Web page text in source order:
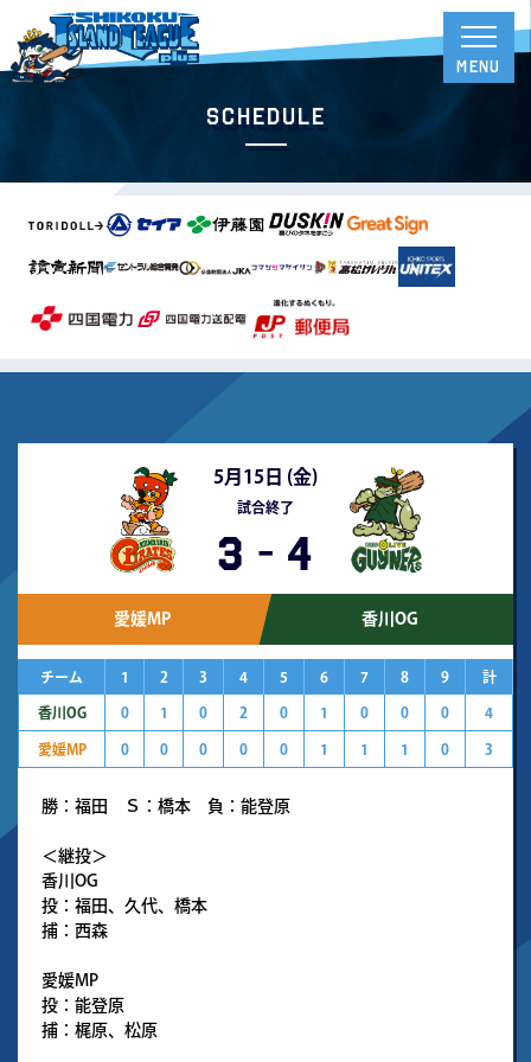
Schedule
5月15日 (金)
試合終了
3 - 4
愛媛MP 香川OG
チーム 1 2 3 4 5 6 7 8 9 計
香川OG 0 1 0 2 0 1 0 0 0 4
愛媛MP 0 0 0 0 0 1 1 1 0 3
勝：福田 Ｓ：橋本 負：能登原
＜継投＞
香川OG
投：福田、久代、橋本
捕：西森
愛媛MP
投：能登原
捕：梶原、松原